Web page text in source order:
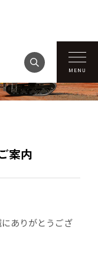
案内
ありがとうござ